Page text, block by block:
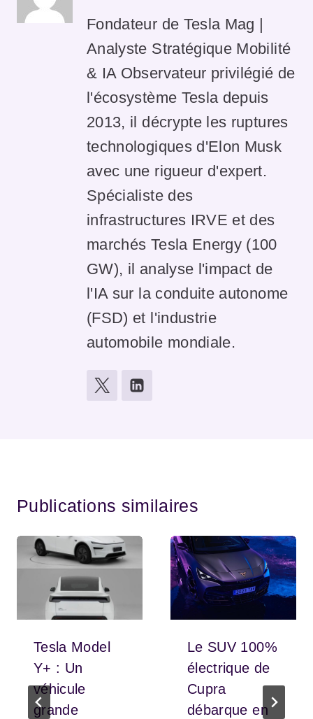
Fondateur de Tesla Mag |
Analyste Stratégique Mobilité
& IA Observateur privilégié de
l'écosystème Tesla depuis
2013, il décrypte les ruptures
technologiques d'Elon Musk
avec une rigueur d'expert.
Spécialiste des
infrastructures IRVE et des
marchés Tesla Energy (100
GW), il analyse l'impact de
l'IA sur la conduite autonome
(FSD) et l'industrie
automobile mondiale.
Publications similaires
Tesla Model
Y+ : Un
véhicule
grande
Le SUV 100%
électrique de
Cupra
débarque en